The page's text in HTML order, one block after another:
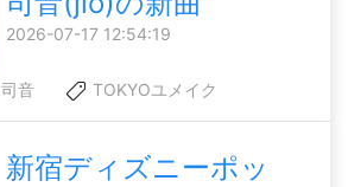
2026-07-17 12:54:19
司音 TOKYOユメイク
新宿ディズニーポッ